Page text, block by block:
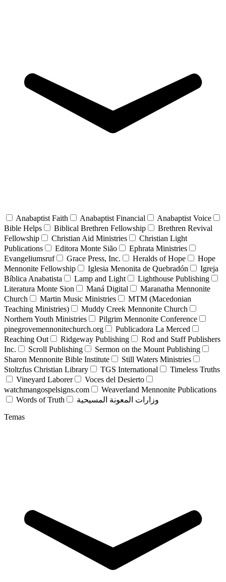
Anabaptist Faith Anabaptist Financial
Anabaptist Voice
Bible Helps
Biblical Brethren Fellowship
Brethren Revival
Fellowship
Christian Aid Ministries
Christian Light
Publications
Editora Monte Sião
Ephrata Ministries
Evangeliumsruf
Grace Press, Inc. Heralds of Hope
Hope
Mennonite Fellowship
Iglesia Menonita de Quebradón
Igreja
Bíblica Anabatista
Lamp and Light
Lighthouse Publishing
Literatura Monte Sion
Maná Digital
Maranatha Mennonite
Church
Martin Music Ministries
MTM (Macedonian
Teaching Ministries)
Muddy Creek Mennonite Church
Northern Youth Ministries
Pilgrim Mennonite Conference
pinegrovemennonitechurch.org
Publicadora La Merced
Reaching Out
Ridgeway Publishing
Rod and Staff Publishers
Inc.
Scroll Publishing
Sermon on the Mount Publishing
Sharon Mennonite Bible Institute
Still Waters Ministries
Stoltzfus Christian Library
TGS International
Timeless Truths
Vineyard Laborer
Voces del Desierto
watchmangospelsigns.com
Weaverland Mennonite Publications
Words of Truth
وزارات المعونة المسيحية
Temas